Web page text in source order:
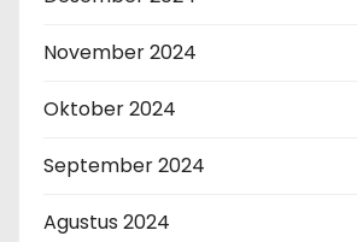
November 2024
Oktober 2024
September 2024
Agustus 2024